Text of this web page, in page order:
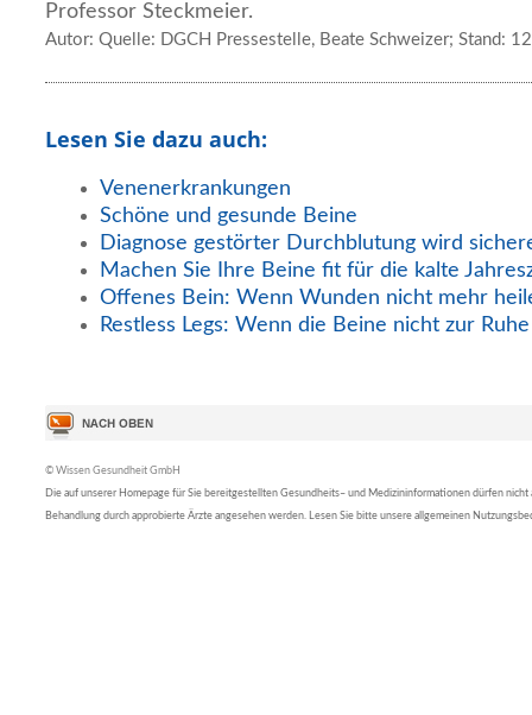
Professor Steckmeier.
Autor: Quelle: DGCH Pressestelle, Beate Schweizer; Stand:
Lesen Sie dazu auch:
Venenerkrankungen
Schöne und gesunde Beine
Diagnose gestörter Durchblutung wird
Machen Sie Ihre Beine fit für die kalte
Offenes Bein: Wenn Wunden nicht mehr
Restless Legs: Wenn die Beine nicht zur
© Wissen Gesundheit GmbH
Die auf unserer Homepage für Sie bereitgestellten Gesundheits– und Medizininformationen dürfen nicht
Behandlung durch approbierte Ärzte angesehen werden. Lesen Sie bitte unsere allgemeinen